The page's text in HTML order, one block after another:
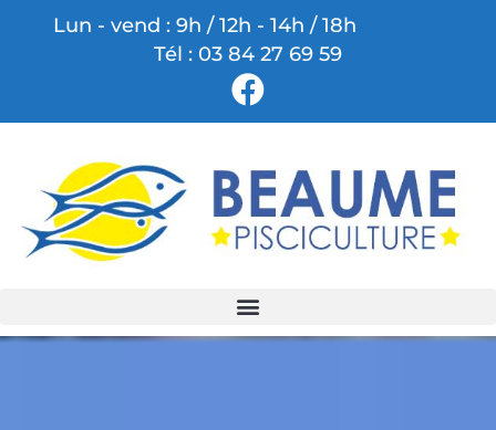
Lun - vend : 9h / 12h - 14h / 18h
Tél : 03 84 27 69 59